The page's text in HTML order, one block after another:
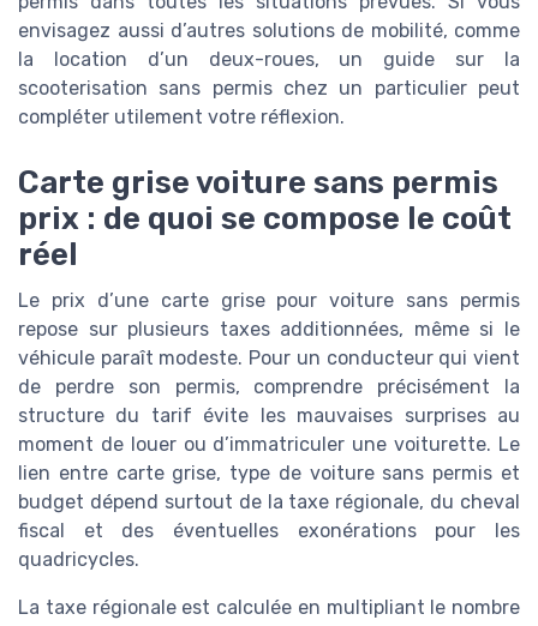
envisagez aussi d’autres solutions de mobilité, comme
la location d’un deux-roues, un guide sur la
scooterisation sans permis chez un particulier peut
compléter utilement votre réflexion.
Carte grise voiture sans permis
prix : de quoi se compose le coût
réel
Le prix d’une carte grise pour voiture sans permis
repose sur plusieurs taxes additionnées, même si le
véhicule paraît modeste. Pour un conducteur qui vient
de perdre son permis, comprendre précisément la
structure du tarif évite les mauvaises surprises au
moment de louer ou d’immatriculer une voiturette. Le
lien entre carte grise, type de voiture sans permis et
budget dépend surtout de la taxe régionale, du cheval
fiscal et des éventuelles exonérations pour les
quadricycles.
La taxe régionale est calculée en multipliant le nombre